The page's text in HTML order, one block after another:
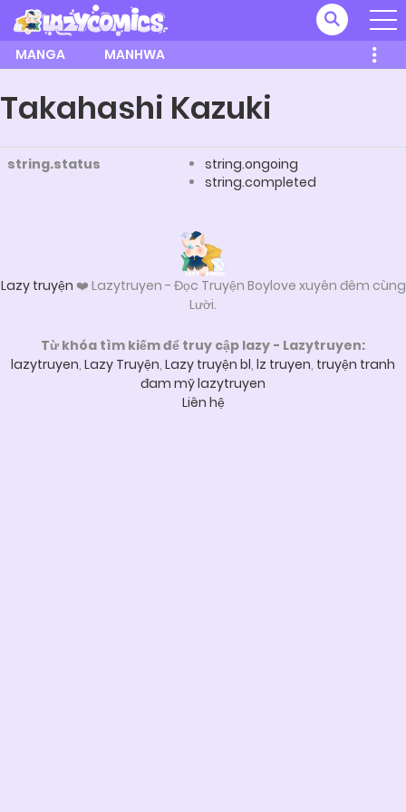
MANGA MANHWA
Takahashi Kazuki
string.status
string.ongoing
string.completed
Lazy truyện ❤️ Lazytruyen - Đọc Truyện Boylove xuyên đêm cùng
Lười.
Từ khóa tìm kiếm để truy cập lazy - Lazytruyen:
lazytruyen, Lazy Truyện, Lazy truyện bl, lz truyen, truyện tranh
đam mỹ lazytruyen
Liên hệ